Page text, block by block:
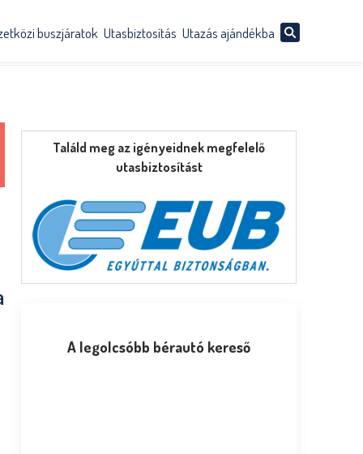
buszjáratok Utasbiztosítás Utazás ajándékba
Találd meg az igényeidnek megfelelő
utasbiztosítást
A legolcsóbb bérautó kereső